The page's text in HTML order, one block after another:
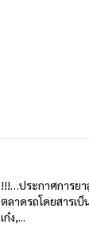
!!!…ประกาศการย
ตลาดรถโดยสารเ
เก๋ง,...